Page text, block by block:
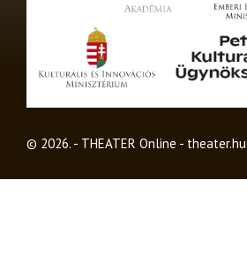
© 2026. - THEATER Online - theater.hu